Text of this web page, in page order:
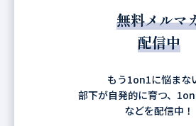
無料メルマ
配信中
もう1on1に悩まな
部下が自発的に育つ、
などを配信中！